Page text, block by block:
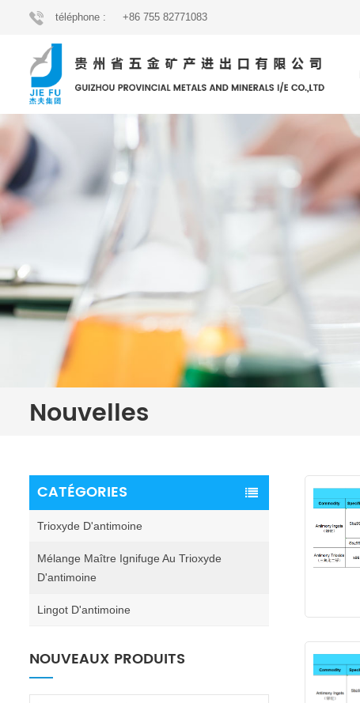
téléphone : +86 755 82771083
Nouvelles
CATÉGORIES
Trioxyde D'antimoine
Mélange Maître Ignifuge Au Trioxyde
D'antimoine
Lingot D'antimoine
NOUVEAUX PRODUITS